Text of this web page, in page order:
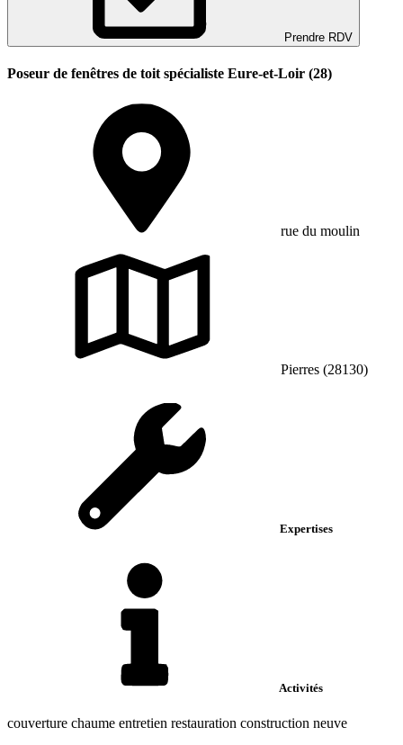
Prendre RDV
Poseur de fenêtres de toit spécialiste Eure-et-Loir (28)
rue du moulin
Pierres (28130)
Expertises
Activités
couverture chaume entretien restauration construction neuve